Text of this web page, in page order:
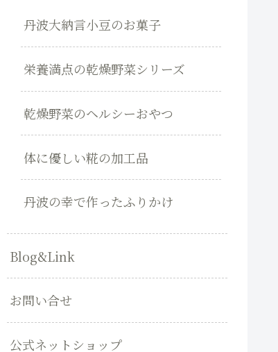
丹波大納言小豆のお菓子
栄養満点の乾燥野菜シリーズ
乾燥野菜のヘルシーおやつ
体に優しい糀の加工品
丹波の幸で作ったふりかけ
Blog&Link
お問い合せ
公式ネットショップ